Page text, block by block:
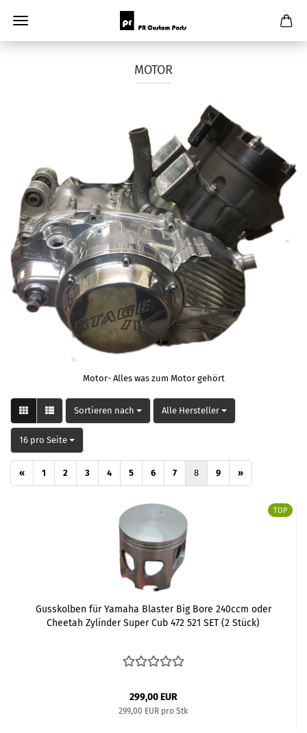
MOTOR
Motor- Alles was zum Motor gehört
Sortieren nach
Sortieren nach Alle Hersteller
pro Seite
16 pro Seite
pro Seite
« 1 2 3 4 5 6 7 8 9 »
TOP
Gusskolben für Yamaha Blaster Big Bore 240ccm oder
Cheetah Zylinder Super Cub 472 521 SET (2 Stück)
299,00 EUR
299,00 EUR pro Stk